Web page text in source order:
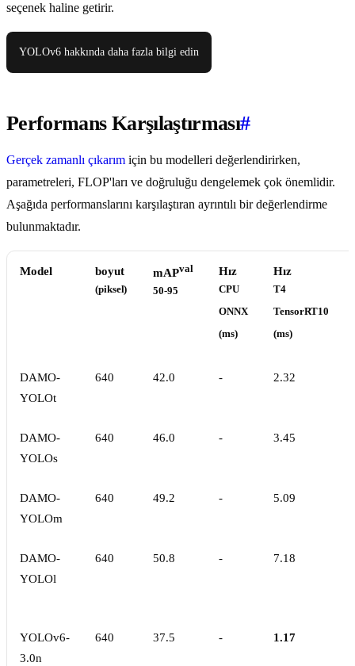
seçenek haline getirir.
YOLOv6 hakkında daha fazla bilgi edin
Performans Karşılaştırması#
Gerçek zamanlı çıkarım için bu modelleri değerlendirirken,
parametreleri, FLOP'ları ve doğruluğu dengelemek çok önemlidir.
Aşağıda performanslarını karşılaştıran ayrıntılı bir değerlendirme
bulunmaktadır.
Model boyut
(piksel)
mAPval
50-95
Hız
CPU
ONNX
(ms)
Hız
T4
TensorRT10
(ms)
DAMO-
YOLOt
640 42.0 - 2.32
DAMO-
YOLOs
640 46.0 - 3.45
DAMO-
YOLOm
640 49.2 - 5.09
DAMO-
YOLOl
640 50.8 - 7.18
YOLOv6-
3.0n
640 37.5 - 1.17